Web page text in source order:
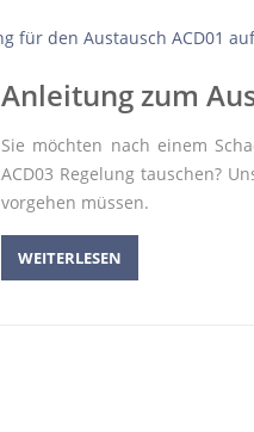
Anleitung zum
Sie möchten nach einem
ACD03 Regelung tauschen?
vorgehen müssen.
WEITERLESEN